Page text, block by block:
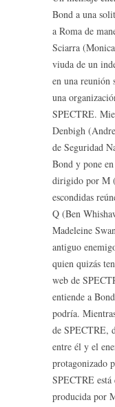
Bond a una
a Roma de
Sciarra
viuda de un
en una reunión
una
SPECTRE.
Denbigh
de Seguridad
Bond y pone
dirigido por M
escondidas
Q (Ben
Madeleine
antiguo
quien quizás
web de
entiende a
podría.
de SPECTRE,
entre él y el
protagonizado
SPECTRE
producida por